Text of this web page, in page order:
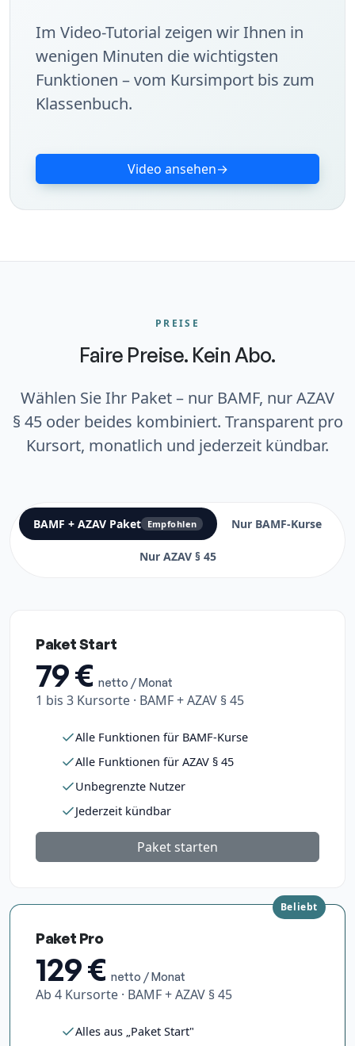
Im Video-Tutorial zeigen wir Ihnen in
wenigen Minuten die wichtigsten
Funktionen – vom Kursimport bis zum
Klassenbuch.
Video ansehen
PREISE
Faire Preise. Kein Abo.
Wählen Sie Ihr Paket – nur BAMF, nur AZAV
§ 45 oder beides kombiniert. Transparent pro
Kursort, monatlich und jederzeit kündbar.
BAMF + AZAV Paket Empfohlen Nur BAMF-Kurse
Nur AZAV § 45
Paket Start
79 € netto / Monat
1 bis 3 Kursorte · BAMF + AZAV § 45
Alle Funktionen für BAMF-Kurse
Alle Funktionen für AZAV § 45
Unbegrenzte Nutzer
Jederzeit kündbar
Paket starten
Beliebt
Paket Pro
129 € netto / Monat
Ab 4 Kursorte · BAMF + AZAV § 45
Alles aus „Paket Start"